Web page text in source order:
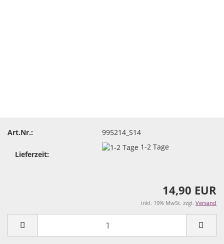
Art.Nr.: 995214_S14
Lieferzeit:
1-2 Tage
14,90 EUR
inkl. 19% MwSt. zzgl. Versand